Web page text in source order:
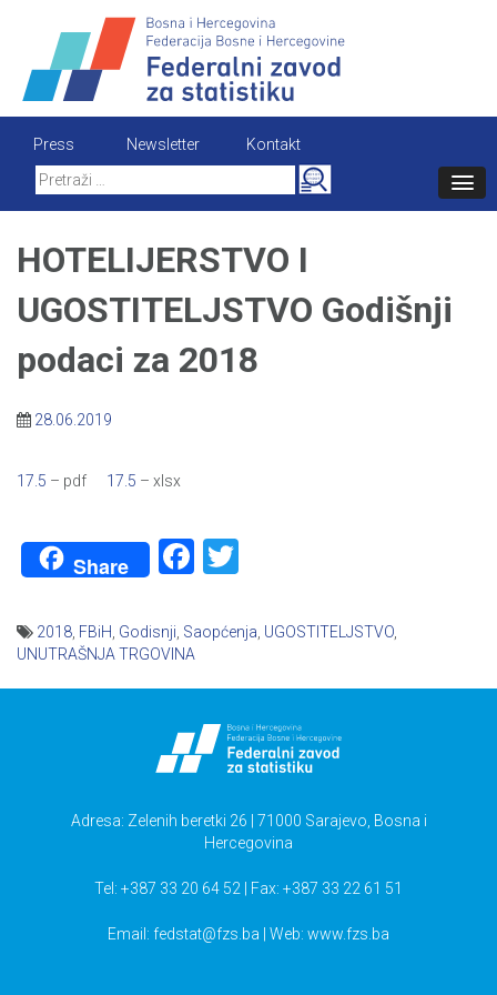
content
Press Newsletter
Kontakt
Search
for:
HOTELIJERSTVO I
UGOSTITELJSTVO Godišnji
podaci za 2018
28.06.2019
17.5 – pdf 17.5 – xlsx
Share Facebook
2018 FBiH Godisnji Saopćenja UGOSTITELJSTVO
UNUTRAŠNJA TRGOVINA
Adresa: Zelenih beretki 26 | 71000 Sarajevo, Bosna i
Hercegovina
Tel: +387 33 20 64 52 | Fax: +387 33 22 61 51
Email: fedstat@fzs.ba | Web: www.fzs.ba